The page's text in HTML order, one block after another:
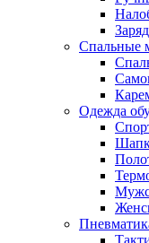
Спальные
Одежда